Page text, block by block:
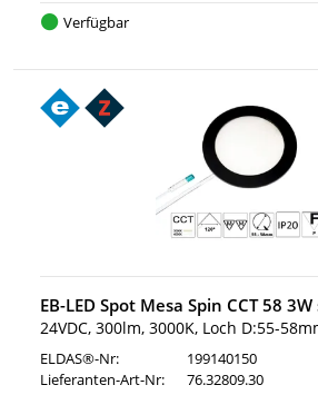
Verfügbar
EB-LED Spot Mesa Spin CCT 58
24VDC, 300lm, 3000K, Loch D:55-
ELDAS®-Nr:
199140150
Lieferanten-Art-Nr:
76.32809.30